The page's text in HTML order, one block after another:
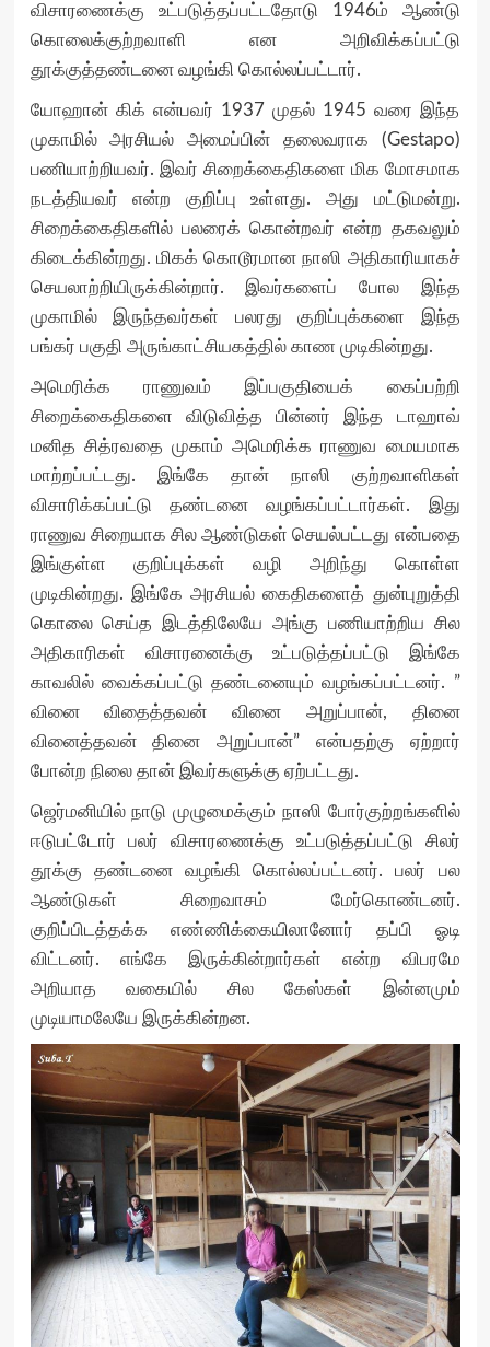
விசாரணைக்கு உட்படுத்தப்பட்டதோடு 1946ம் ஆண்டு
கொலைக்குற்றவாளி என அறிவிக்கப்பட்டு
தூக்குத்தண்டனை வழங்கி கொல்லப்பட்டார்.
யோஹான் கிக் என்பவர் 1937 முதல் 1945 வரை இந்த
முகாமில் அரசியல் அமைப்பின் தலைவராக (Gestapo)
பணியாற்றியவர். இவர் சிறைக்கைதிகளை மிக மோசமாக
நடத்தியவர் என்ற குறிப்பு உள்ளது. அது மட்டுமன்று.
சிறைக்கைதிகளில் பலரைக் கொன்றவர் என்ற தகவலும்
கிடைக்கின்றது. மிகக் கொடூரமான நாஸி அதிகாரியாகச்
செயலாற்றியிருக்கின்றார். இவர்களைப் போல இந்த
முகாமில் இருந்தவர்கள் பலரது குறிப்புக்களை இந்த
பங்கர் பகுதி அருங்காட்சியகத்தில் காண முடிகின்றது.
அமெரிக்க ராணுவம் இப்பகுதியைக் கைப்பற்றி
சிறைக்கைதிகளை விடுவித்த பின்னர் இந்த டாஹாவ்
மனித சித்ரவதை முகாம் அமெரிக்க ராணுவ மையமாக
மாற்றப்பட்டது. இங்கே தான் நாஸி குற்றவாளிகள்
விசாரிக்கப்பட்டு தண்டனை வழங்கப்பட்டார்கள். இது
ராணுவ சிறையாக சில ஆண்டுகள் செயல்பட்டது என்பதை
இங்குள்ள குறிப்புக்கள் வழி அறிந்து கொள்ள
முடிகின்றது. இங்கே அரசியல் கைதிகளைத் துன்புறுத்தி
கொலை செய்த இடத்திலேயே அங்கு பணியாற்றிய சில
அதிகாரிகள் விசாரனைக்கு உட்படுத்தப்பட்டு இங்கே
காவலில் வைக்கப்பட்டு தண்டனையும் வழங்கப்பட்டனர். ”
வினை விதைத்தவன் வினை அறுப்பான், தினை
வினைத்தவன் தினை அறுப்பான்” என்பதற்கு ஏற்றார்
போன்ற நிலை தான் இவர்களுக்கு ஏற்பட்டது.
ஜெர்மனியில் நாடு முழுமைக்கும் நாஸி போர்குற்றங்களில்
ஈடுபட்டோர் பலர் விசாரணைக்கு உட்படுத்தப்பட்டு சிலர்
தூக்கு தண்டனை வழங்கி கொல்லப்பட்டனர். பலர் பல
ஆண்டுகள் சிறைவாசம் மேர்கொண்டனர்.
குறிப்பிடத்தக்க எண்ணிக்கையிலானோர் தப்பி ஓடி
விட்டனர். எங்கே இருக்கின்றார்கள் என்ற விபரமே
அறியாத வகையில் சில கேஸ்கள் இன்னமும்
முடியாமலேயே இருக்கின்றன.